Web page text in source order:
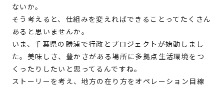
ないか。
そう考えると、仕組みを変えればできることってたくさん
あると思いませんか。
いま、千葉県の勝浦で行政とプロジェクトが始動しまし
た。美味しさ、豊かさがある場所に多拠点生活環境をつ
くったりしたいと思ってるんですね。
ストーリーを考え、地方の在り方をオペレーション目線